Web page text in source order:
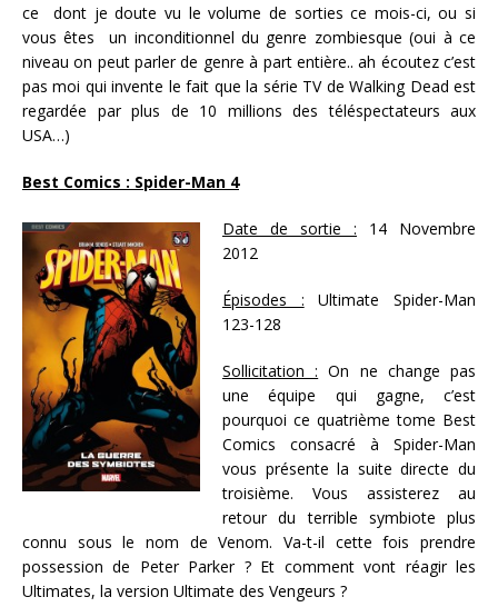
ce dont je doute vu le volume de sorties ce mois-ci, ou si
vous êtes un inconditionnel du genre zombiesque (oui à ce
niveau on peut parler de genre à part entière.. ah écoutez c’est
pas moi qui invente le fait que la série TV de Walking Dead est
regardée par plus de 10 millions des téléspectateurs aux
USA…)
Best Comics : Spider-Man 4
Date de sortie : 14 Novembre
2012
Épisodes : Ultimate Spider-Man
123-128
Sollicitation : On ne change pas
une équipe qui gagne, c’est
pourquoi ce quatrième tome Best
Comics consacré à Spider-Man
vous présente la suite directe du
troisième. Vous assisterez au
retour du terrible symbiote plus
connu sous le nom de Venom. Va-t-il cette fois prendre
possession de Peter Parker ? Et comment vont réagir les
Ultimates, la version Ultimate des Vengeurs ?